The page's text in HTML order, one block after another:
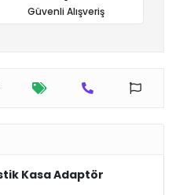
Güvenli Alışveriş
Kasa Adaptör